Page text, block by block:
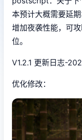
本预计大概需要延
增加夜袭性能，可
位。
V1.2.1 更新日志-
优化修改：